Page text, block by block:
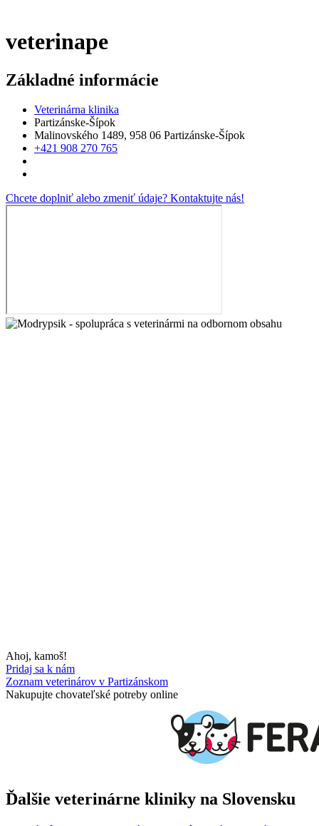
veterinape
Základné informácie
Veterinárna klinika
Partizánske-Šípok
Malinovského 1489, 958 06 Partizánske-Šípok
+421 908 270 765
Chcete doplniť alebo zmeniť údaje? Kontaktujte nás!
Ahoj, kamoš!
Pridaj sa k nám
Zoznam veterinárov v Partizánskom
Nakupujte chovateľské potreby online
Ďalšie veterinárne kliniky na Slovensku